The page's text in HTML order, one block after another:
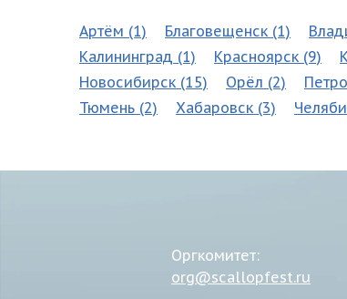
Артём (1) Благовещенск (1)
Калининград (1)
Красноярск (9)
Новосибирск (15)
Орёл (2)
Тюмень (2)
Хабаровск (3)
Оргкомитет:
org@scallopfest.ru